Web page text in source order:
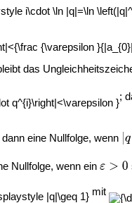
das
;
eine Nullfolge, wenn
Nullfolge, wenn ein
mit